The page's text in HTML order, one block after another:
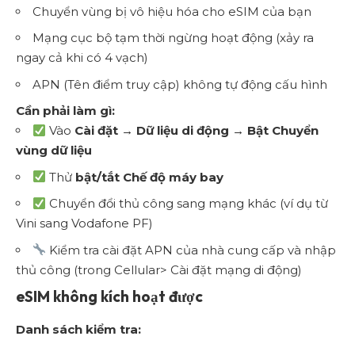
Chuyển vùng bị vô hiệu hóa cho eSIM của bạn
Mạng cục bộ tạm thời ngừng hoạt động (xảy ra
ngay cả khi có 4 vạch)
APN (Tên điểm truy cập) không tự động cấu hình
Cần phải làm gì:
Vào Cài đặt → Dữ liệu di động → Bật Chuyển
vùng dữ liệu
Thử bật/tắt Chế độ máy bay
Chuyển đổi thủ công sang mạng khác (ví dụ từ
Vini sang Vodafone PF)
Kiểm tra cài đặt APN của nhà cung cấp và nhập
thủ công (trong Cellular> Cài đặt mạng di động)
eSIM không kích hoạt được
Danh sách kiểm tra: